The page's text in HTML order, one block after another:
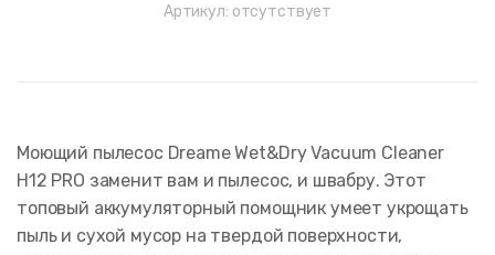
Артикул: отсутствует
Моющий пылесос Dreame Wet&Dry Vacuum Cleaner
H12 PRO заменит вам и пылесос, и швабру. Этот
топовый аккумуляторный помощник умеет укрощать
пыль и сухой мусор на твердой поверхности,